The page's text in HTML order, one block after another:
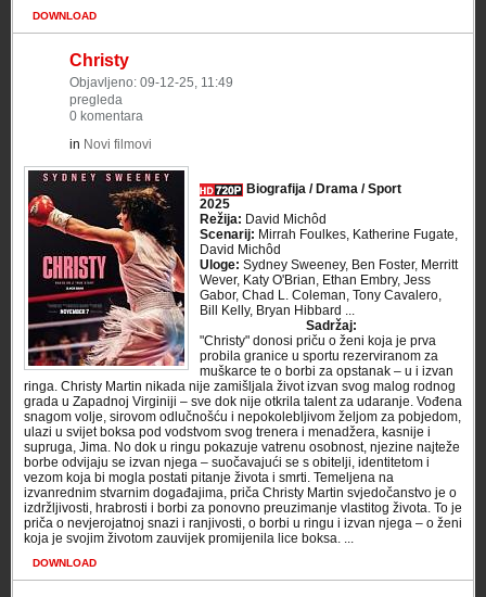
DOWNLOAD
Christy
Objavljeno: 09-12-25, 11:49
pregleda
0 komentara
in Novi filmovi
Biografija / Drama / Sport
2025
Režija: David Michôd
Scenarij: Mirrah Foulkes, Katherine Fugate,
David Michôd
Uloge: Sydney Sweeney, Ben Foster, Merritt
Wever, Katy O'Brian, Ethan Embry, Jess
Gabor, Chad L. Coleman, Tony Cavalero,
Bill Kelly, Bryan Hibbard ...
Sadržaj:
"Christy" donosi priču o ženi koja je prva
probila granice u sportu rezerviranom za
muškarce te o borbi za opstanak – u i izvan
ringa. Christy Martin nikada nije zamišljala život izvan svog malog rodnog
grada u Zapadnoj Virginiji – sve dok nije otkrila talent za udaranje. Vođena
snagom volje, sirovom odlučnošću i nepokolebljivom željom za pobjedom,
ulazi u svijet boksa pod vodstvom svog trenera i menadžera, kasnije i
supruga, Jima. No dok u ringu pokazuje vatrenu osobnost, njezine najteže
borbe odvijaju se izvan njega – suočavajući se s obitelji, identitetom i
vezom koja bi mogla postati pitanje života i smrti. Temeljena na
izvanrednim stvarnim događajima, priča Christy Martin svjedočanstvo je o
izdržljivosti, hrabrosti i borbi za ponovno preuzimanje vlastitog života. To je
priča o nevjerojatnoj snazi i ranjivosti, o borbi u ringu i izvan njega – o ženi
koja je svojim životom zauvijek promijenila lice boksa. ...
DOWNLOAD